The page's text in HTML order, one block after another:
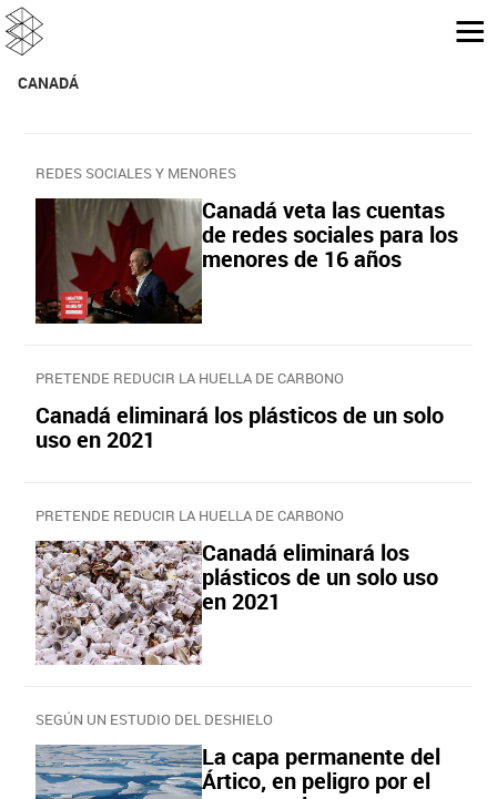
CANADÁ
REDES SOCIALES Y MENORES
Canadá veta las cuentas
de redes sociales para los
menores de 16 años
PRETENDE REDUCIR LA HUELLA DE CARBONO
Canadá eliminará los plásticos de un solo
uso en 2021
PRETENDE REDUCIR LA HUELLA DE CARBONO
Canadá eliminará los
plásticos de un solo uso
en 2021
SEGÚN UN ESTUDIO DEL DESHIELO
La capa permanente del
Ártico, en peligro por el